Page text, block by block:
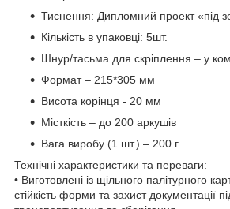
Тиснення: Дипломний проект «під
Кількість в упаковці: 5шт.
Шнур/тасьма для скріплення – у
Формат – 215*305 мм
Висота корінця - 20 мм
Місткість – до 200 аркушів
Вага виробу (1 шт.) – 200 г
Технічні характеристики та переваги:
• Виготовлені із щільного палітурного
стійкість форми та захист документації